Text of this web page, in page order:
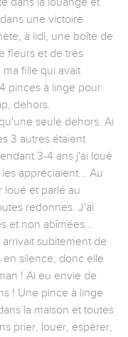
une victoire
à lidl, une boîte de
fleurs et de très
fille qui avait
pinces à linge pour
dehors.
seule dehors. Ai
3 autres étaient
3-4 ans j'ai loué
appréciaient... Au
loué et parlé au
redonnes. J'ai
et non abîmées...
subitement de
en silence, donc elle
! Ai eu envie de
! Une pince à linge
la maison et toutes
prier, louer, espérer,